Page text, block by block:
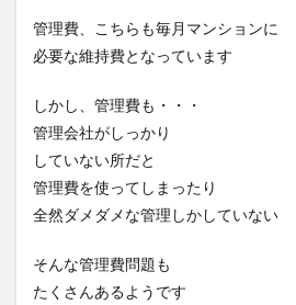
管理費、こちらも毎月マンションに
必要な維持費となっています
しかし、管理費も・・・
管理会社がしっかり
していない所だと
管理費を使ってしまったり
全然ダメダメな管理しかしていない
そんな管理費問題も
たくさんあるようです